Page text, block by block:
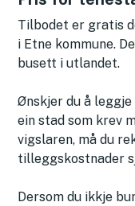
Tilbodet er gratis
i Etne kommune.
busett i utlandet.
Ønskjer du å
ein stad som krev
vigslaren, må du
tilleggskostnader
Dersom du ikkje